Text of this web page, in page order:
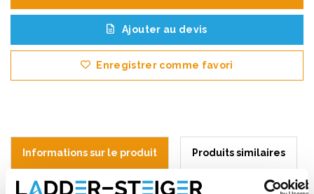
Ajouter au devis
Enregistrer comme favori
Informations sur le produit Produits similaires